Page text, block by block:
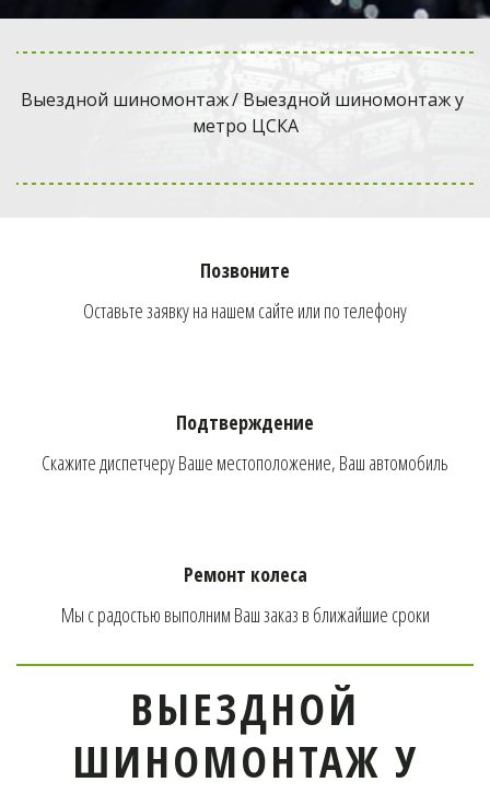
Мобильный
Царицыно!
Телефон оператора:
ОФОРМИТЬ ЗАКАЗ
Выездной шиномонтаж / Выездной шиномонтаж у
метро ЦСКА
Позвоните
Оставьте заявку на нашем сайте или по телефону
Подтверждение
Скажите диспетчеру Ваше местоположение, Ваш автомобиль
Ремонт колеса
Мы с радостью выполним Ваш заказ в ближайшие сроки
ВЫЕЗДНОЙ
ШИНОМОНТАЖ У